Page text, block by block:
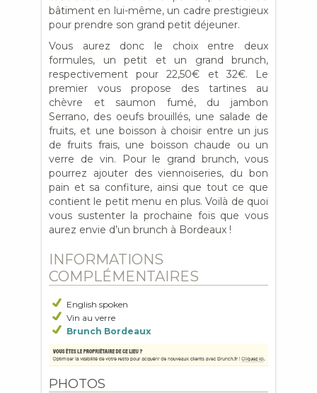
bâtiment en lui-même, un cadre prestigieux
pour prendre son grand petit déjeuner.
Vous aurez donc le choix entre deux
formules, un petit et un grand brunch,
respectivement pour 22,50€ et 32€. Le
premier vous propose des tartines au
chèvre et saumon fumé, du jambon
Serrano, des oeufs brouillés, une salade de
fruits, et une boisson à choisir entre un jus
de fruits frais, une boisson chaude ou un
verre de vin. Pour le grand brunch, vous
pourrez ajouter des viennoiseries, du bon
pain et sa confiture, ainsi que tout ce que
contient le petit menu en plus. Voilà de quoi
vous sustenter la prochaine fois que vous
aurez envie d’un brunch à Bordeaux !
INFORMATIONS
COMPLÉMENTAIRES
English spoken
Vin au verre
Brunch Bordeaux
PHOTOS